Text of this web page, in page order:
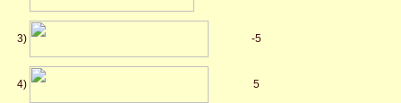
3) -5
4) 5